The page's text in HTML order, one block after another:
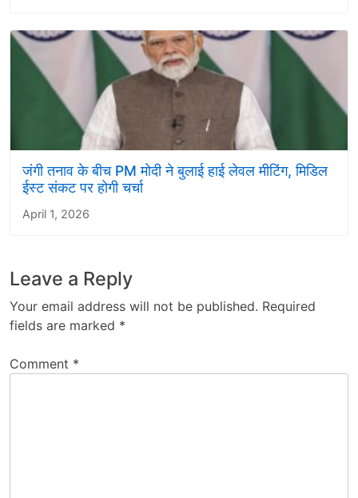
जंगी तनाव के बीच PM मोदी ने बुलाई हाई लेवल मीटिंग, मिडिल
ईस्ट संकट पर होगी चर्चा
April 1, 2026
Leave a Reply
Your email address will not be published. Required
fields are marked *
Comment *